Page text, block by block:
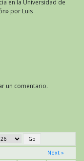
en la Universidad de
por Luis
un comentario.
Next »